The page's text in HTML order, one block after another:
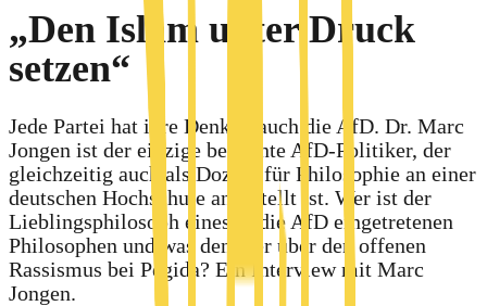
„Den Islam unter Druck
setzen“
Jede Partei hat ihre Denker, auch die AfD. Dr. Marc
Jongen ist der einzige bekannte AfD-Politiker, der
gleichzeitig auch als Dozent für Philosophie an einer
deutschen Hochschule angestellt ist. Wer ist der
Lieblingsphilosoph eines in die AfD eingetretenen
Philosophen und was denkt er über den offenen
Rassismus bei Pegida? Ein Interview mit Marc
Jongen.